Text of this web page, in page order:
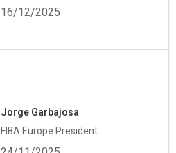
16/12/2025
Jorge Garbajosa
FIBA Europe President